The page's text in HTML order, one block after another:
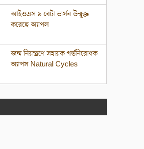
আইওএস ৯ বেটা ভার্সন উন্মুক্ত
করেছে অ্যাপল
জন্ম নিয়ন্ত্রণে সহায়ক গর্ভনিরোধক
অ্যাপস Natural Cycles